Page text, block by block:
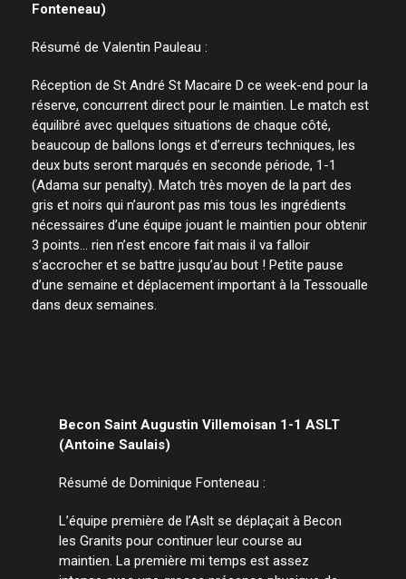
Fonteneau)
Résumé de Valentin Pauleau :
Réception de St André St Macaire D ce week-end pour la
réserve, concurrent direct pour le maintien. Le match est
équilibré avec quelques situations de chaque côté,
beaucoup de ballons longs et d’erreurs techniques, les
deux buts seront marqués en seconde période, 1-1
(Adama sur penalty). Match très moyen de la part des
gris et noirs qui n’auront pas mis tous les ingrédients
nécessaires d’une équipe jouant le maintien pour obtenir
3 points… rien n’est encore fait mais il va falloir
s’accrocher et se battre jusqu’au bout ! Petite pause
d’une semaine et déplacement important à la Tessoualle
dans deux semaines.
Becon Saint Augustin Villemoisan 1-1 ASLT
(Antoine Saulais)
Résumé de Dominique Fonteneau :
L’équipe première de l’Aslt se déplaçait à Becon
les Granits pour continuer leur course au
maintien. La première mi temps est assez